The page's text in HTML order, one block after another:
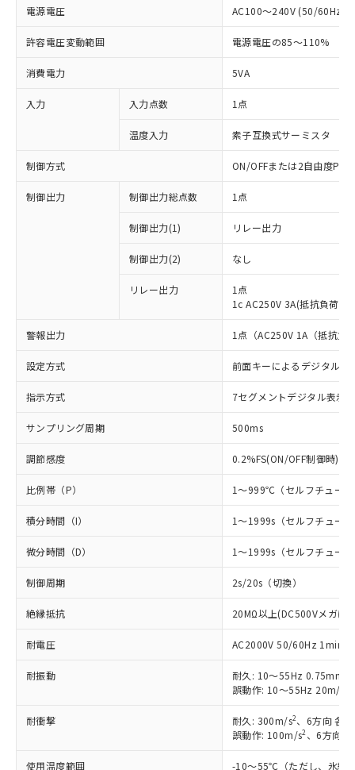
電源電圧 AC100～240V (50/60Hz)
許容電圧変動範囲 電源電圧の85～110%
消費電力 5VA
入力 入力点数 1点
温度入力 素子互換式サーミスタ
制御方式 ON/OFFまたは2自由度
制御出力 制御出力総点数 1点
制御出力(1) リレー出力
制御出力(2) なし
リレー出力
1点
1c AC250V 3A(抵抗負荷)
警報出力 1点（AC250V 1A（抵抗負
設定方式 前面キーによるデジタル設
指示方式 7セグメントデジタル表示
サンプリング周期 500ms
調節感度 0.2%FS(ON/OFF制御時)
比例帯（P） 1～999℃（セルフチュー
積分時間（I） 1～1999s（セルフチュー
微分時間（D） 1～1999s（セルフチュー
制御周期 2s/20s（切換）
絶縁抵抗 20MΩ以上(DC500Vメガに
耐電圧 AC2000V 50/60Hz 1min (
耐振動
耐久: 10～55Hz 0.75mm
誤動作: 10～55Hz 20m/s
耐衝撃 耐久: 300m/s2、6方向 各3
誤動作: 100m/s2 、6方向
使用温度範囲 -10～55℃（ただし、氷結
ご利用条件
以下の条件をお読みいただき、同意のうえ
ご利用ください。
本サービスは、当社制御機器事業取扱
(税抜)を提供させていただくもので
当社制御機器事業取扱商品の中には、
本サービスの対象外となる商品もある
在庫状況および標準価格照会結果は、
非含有に対応した製品が提供可能な商品で
す。
対応予定：EU RoHS指令（10物質）の非含
有に対応した製品に切り替える予定のある
対応予定なし：EU RoHS指令（10物質）の
非含有に非対応の商品で、対応品を出す予
定はありません。
調査・確認中：EU RoHS指令（10物質）の
非含有の対応状況を調査中または確認中の
非該当品：ライセンス料など無形物で、有
害物質有無と関係のない商品です。
仕入先様の事情により、非含有部品として
いたものが、含有品と判明した場合などや
むを得ず変更することがあります。
「○」：最大均質材料含有率が中国RoHSの
基準値以下であることを示します。
基準値を超えていることを示します。
「－」：未確認です。当社販売部門へお問
い合わせください。
当社は、これら貴社製品のうち、外国
為替および外国貿易法に定める商品
（以下｢規制貨物等」という）を輸出